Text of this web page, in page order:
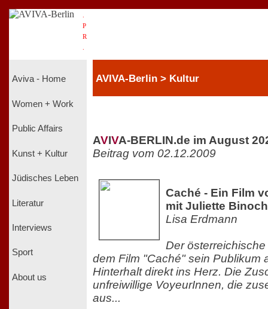
P
R
Aviva - Home
Women + Work
Public Affairs
Kunst + Kultur
Jüdisches Leben
Literatur
Interviews
Sport
About us
AVIVA-Berlin > Kultur
AVIVA-BERLIN.de im August
Beitrag vom 02.12.2009
Caché - Ein Film
mit Juliette
Lisa Erdmann
Der
dem Film "Caché" sein Publikum
Hinterhalt direkt ins Herz. Die
unfreiwillige VoyeurInnen, die
aus...